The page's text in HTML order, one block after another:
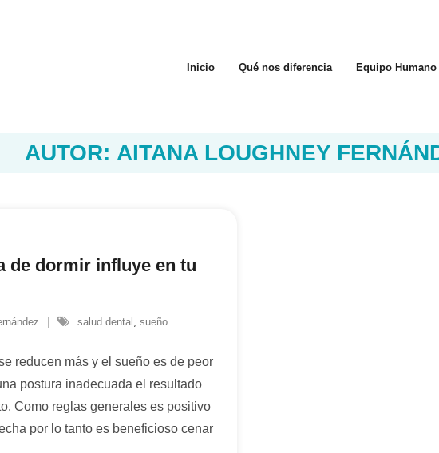
Inicio Qué nos diferencia Equipo Humano
AUTOR: AITANA LOUGHNEY
de dormir influye en tu
salud dental sueño
reducen más y el sueño es de peor
postura inadecuada el resultado
Como reglas generales es positivo
por lo tanto es beneficioso cenar